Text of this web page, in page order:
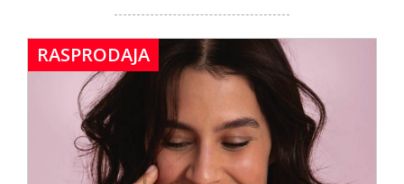
RASPRODAJA